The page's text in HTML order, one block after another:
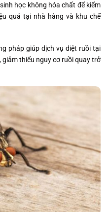
học không hóa chất để kiểm
quả tại nhà hàng và khu chế
pháp giúp dịch vụ diệt ruồi tại
giảm thiểu nguy cơ ruồi quay trở